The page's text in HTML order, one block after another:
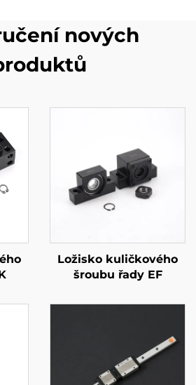
nových
Ložisko kuličkového
šroubu řady EF